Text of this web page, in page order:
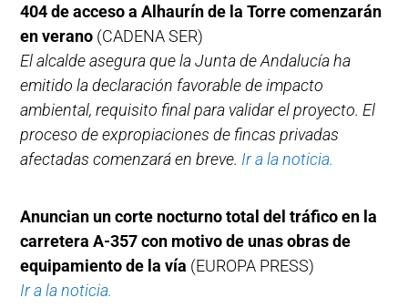
404 de acceso a Alhaurín de la Torre comenzarán
en verano (CADENA SER)
El alcalde asegura que la Junta de Andalucía ha
emitido la declaración favorable de impacto
ambiental, requisito final para validar el proyecto. El
proceso de expropiaciones de fincas privadas
afectadas comenzará en breve. Ir a la noticia.
Anuncian un corte nocturno total del tráfico en la
carretera A-357 con motivo de unas obras de
equipamiento de la vía (EUROPA PRESS)
Ir a la noticia.